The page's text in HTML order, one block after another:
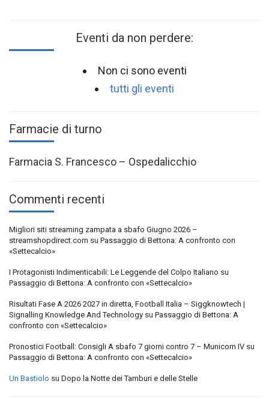
Eventi da non perdere:
Non ci sono eventi
tutti gli eventi
Farmacie di turno
Farmacia S. Francesco – Ospedalicchio
Commenti recenti
Migliori siti streaming zampata a sbafo Giugno 2026 –
streamshopdirect.com su Passaggio di Bettona: A confronto con
«Settecalcio»
I Protagonisti Indimenticabili: Le Leggende del Colpo Italiano su
Passaggio di Bettona: A confronto con «Settecalcio»
Risultati Fase A 2026 2027 in diretta, Football Italia – Siggknowtech |
Signalling Knowledge And Technology su Passaggio di Bettona: A
confronto con «Settecalcio»
Pronostici Football: Consigli A sbafo 7 giorni contro 7 – Municorn IV su
Passaggio di Bettona: A confronto con «Settecalcio»
Un Bastiolo su Dopo la Notte dei Tamburi e delle Stelle